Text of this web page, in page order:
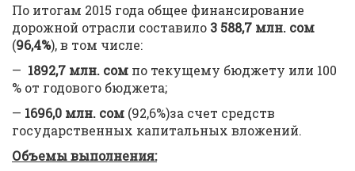
По итогам 2015 года общее финансирование
дорожной отрасли составило 3 588,7 млн. сом
(96,4%), в том числе:
— 1892,7 млн. сом по текущему бюджету или 100
% от годового бюджета;
— 1696,0 млн. сом (92,6%)за счет средств
государственных капитальных вложений.
Объемы выполнения: